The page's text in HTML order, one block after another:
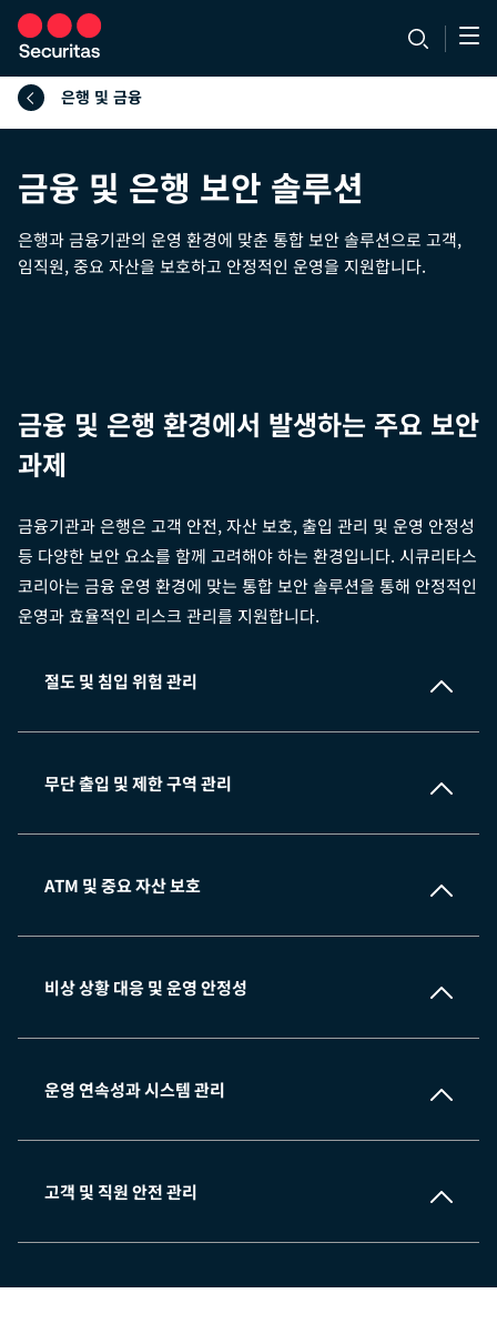
은행 및 금융
금융 및 은행 보안 솔루션
은행과 금융기관의 운영 환경에 맞춘 통합 보안 솔루션으로 고객,
임직원, 중요 자산을 보호하고 안정적인 운영을 지원합니다.
금융 및 은행 환경에서 발생하는 주요 보안
과제
금융기관과 은행은 고객 안전, 자산 보호, 출입 관리 및 운영 안정성
등 다양한 보안 요소를 함께 고려해야 하는 환경입니다. 시큐리타스
코리아는 금융 운영 환경에 맞는 통합 보안 솔루션을 통해 안정적인
운영과 효율적인 리스크 관리를 지원합니다.
절도 및 침입 위험 관리
무단 출입 및 제한 구역 관리
ATM 및 중요 자산 보호
비상 상황 대응 및 운영 안정성
운영 연속성과 시스템 관리
고객 및 직원 안전 관리